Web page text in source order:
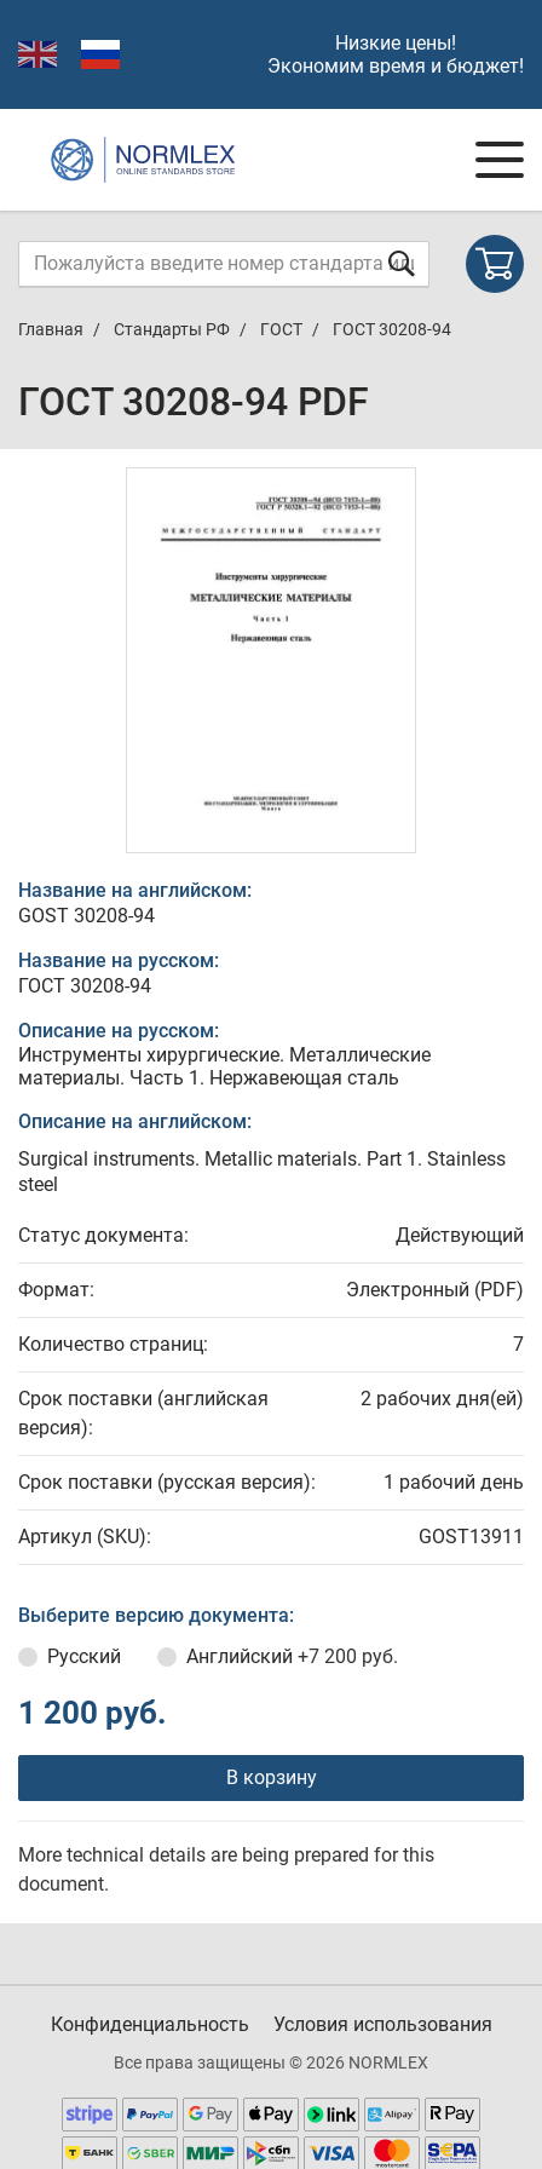
Низкие цены!
Экономим время и бюджет!
Главная Стандарты РФ ГОСТ ГОСТ 30208-94
ГОСТ 30208-94 PDF
Название на английском:
GOST 30208-94
Название на русском:
ГОСТ 30208-94
Описание на русском:
Инструменты хирургические. Металлические
материалы. Часть 1. Нержавеющая сталь
Описание на английском:
Surgical instruments. Metallic materials. Part 1. Stainless
steel
Статус документа: Действующий
Формат: Электронный (PDF)
Количество страниц: 7
Срок поставки (английская
версия):
2 рабочих дня(ей)
Срок поставки (русская версия): 1 рабочий день
Артикул (SKU): GOST13911
Выберите версию документа:
Русский
Английский +7 200 руб.
1 200 руб.
В корзину
More technical details are being prepared for this
document.
Конфиденциальность Условия использования
Все права защищены © 2026 NORMLEX